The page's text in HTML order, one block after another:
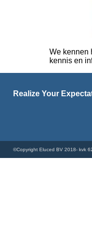
We kennen
kennis en
Realize Your
©Copyright Eluced BV 2018- kvk